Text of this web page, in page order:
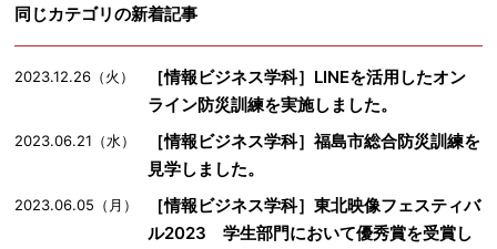
同じカテゴリの新着記事
2023.12.26（火）
［情報ビジネス学科］LINEを活用したオン
ライン防災訓練を実施しました。
2023.06.21（水）
［情報ビジネス学科］福島市総合防災訓練を
見学しました。
2023.06.05（月）
［情報ビジネス学科］東北映像フェスティバ
ル2023 学生部門において優秀賞を受賞し